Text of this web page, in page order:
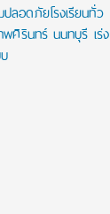
ลอดภัยโรงเรียนทั่ว
พศิรินทร์ นนทบุรี เร่ง